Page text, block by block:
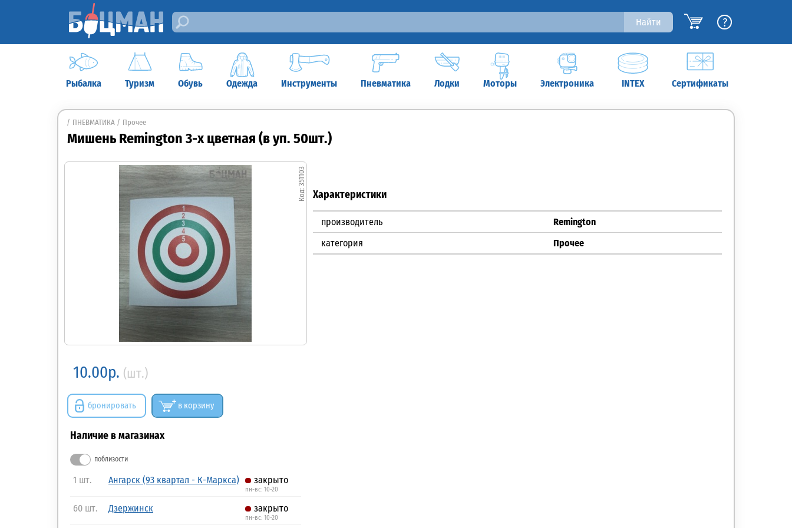
Найти ?
Рыбалка Туризм Обувь Одежда Инструменты Пневматика Лодки Моторы Электроника INTEX Сертификаты
ПНЕВМАТИКА Прочее
Мишень Remington 3-х цветная (в уп. 50шт.)
351103
10.00р. (шт.)
бронировать в корзину
Наличие в магазинах
поблизости
1 шт. Ангарск (93 квартал - К-Маркса) закрыто
пн-вс: 10-20
60 шт. Дзержинск закрыто
пн-вс: 10-20
Характеристики
производитель
Remington
категория
Прочее